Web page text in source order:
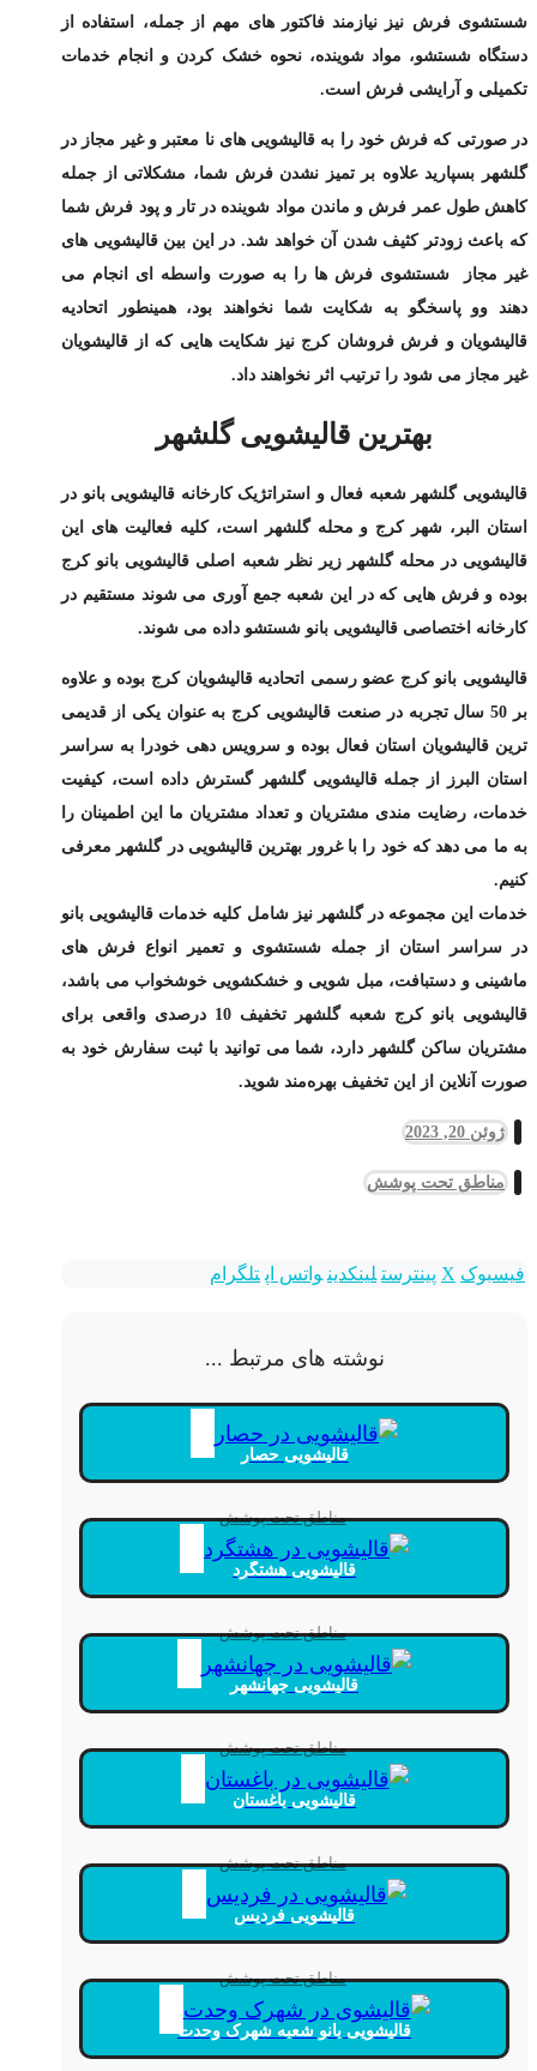
شستشوی فرش نیز نیازمند فاکتور های مهم از جمله، استفاده از
دستگاه شستشو، مواد شوینده، نحوه خشک کردن و انجام خدمات
تکمیلی و آرایشی فرش است.
در صورتی که فرش خود را به قالیشویی های نا معتبر و غیر مجاز در
گلشهر بسپارید علاوه بر تمیز نشدن فرش شما، مشکلاتی از جمله
کاهش طول عمر فرش و ماندن مواد شوینده در تار و پود فرش شما
که باعث زودتر کثیف شدن آن خواهد شد. در این بین قالیشویی های
غیر مجاز شستشوی فرش ها را به صورت واسطه ای انجام می
دهند وو پاسخگو به شکایت شما نخواهند بود، همینطور اتحادیه
قالیشویان و فرش فروشان کرج نیز شکایت هایی که از قالیشویان
غیر مجاز می شود را ترتیب اثر نخواهند داد.
بهترین قالیشویی گلشهر
قالیشویی گلشهر شعبه فعال و استراتژیک کارخانه قالیشویی بانو در
استان البر، شهر کرج و محله گلشهر است، کلیه فعالیت های این
قالیشویی در محله گلشهر زیر نظر شعبه اصلی قالیشویی بانو کرج
بوده و فرش هایی که در این شعبه جمع آوری می شوند مستقیم در
کارخانه اختصاصی قالیشویی بانو شستشو داده می شوند.
قالیشویی بانو کرج عضو رسمی اتحادیه قالیشویان کرج بوده و علاوه
بر 50 سال تجربه در صنعت قالیشویی کرج به عنوان یکی از قدیمی
ترین قالیشویان استان فعال بوده و سرویس دهی خودرا به سراسر
استان البرز از جمله قالیشویی گلشهر گسترش داده است، کیفیت
خدمات، رضایت مندی مشتریان و تعداد مشتریان ما این اطمینان را
به ما می دهد که خود را با غرور بهترین قالیشویی در گلشهر معرفی
کنیم.
خدمات این مجموعه در گلشهر نیز شامل کلیه خدمات قالیشویی بانو
در سراسر استان از جمله شستشوی و تعمیر انواع فرش های
ماشینی و دستبافت، مبل شویی و خشکشویی خوشخواب می باشد،
قالیشویی بانو کرج شعبه گلشهر تخفیف 10 درصدی واقعی برای
مشتریان ساکن گلشهر دارد، شما می توانید با ثبت سفارش خود به
صورت آنلاین از این تخفیف بهره‌مند شوید.
ژوئن 20, 2023
مناطق تحت پوشش
فیسبوک X پینترست لینکدین واتس اپ تلگرام
نوشته های مرتبط ...
قالیشویی حصار
مناطق تحت پوشش
قالیشویی هشتگرد
مناطق تحت پوشش
قالیشویی جهانشهر
مناطق تحت پوشش
قالیشویی باغستان
مناطق تحت پوشش
قالیشویی فردیس
مناطق تحت پوشش
قالیشویی بانو شعبه شهرک وحدت